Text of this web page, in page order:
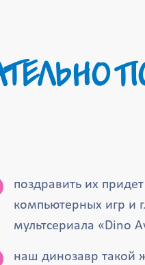
поздравить их
компьютерных игр и
мультсериала «Dino
наш динозавр такой